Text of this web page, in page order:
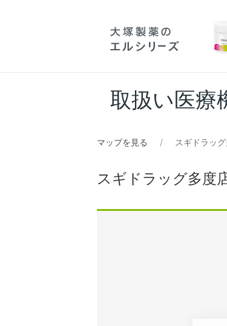
取扱い医療
マップを見る スギドラッ
スギドラッグ多度